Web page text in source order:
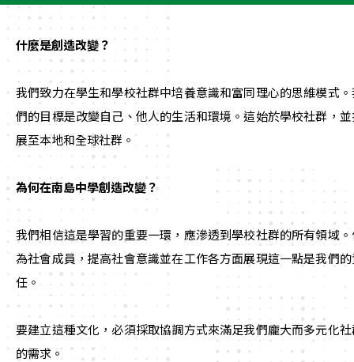
什麼是創造改變？
我們致力在學生和學校社群中培養意識和富同理心的思維模式
們的目標是改變自己、他人的生活和環境。這始於學校社群，
展至本地和全球社群。
為何在南島中學創造改變？
我們相信這是學習的重要一環，應滲透到學校社群的所有領域
為社會成員，提高社會意識並在工作各方面展現這一點是我們
任。
要建立這種文化，必須採取協調方式來滿足我們龐大而多元化
的需求。